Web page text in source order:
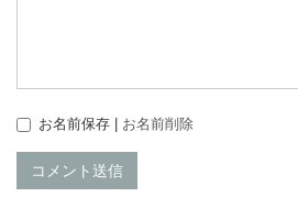
お名前保存 | お名前削除
コメント送信